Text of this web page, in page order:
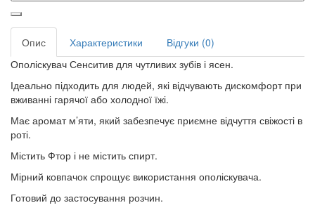
Опис Характеристики
Відгуки (0)
Ополіскувач Сенситив для чутливих зубів і ясен.
Ідеально підходить для людей, які відчувають дискомфорт при
вживанні гарячої або холодної їжі.
Має аромат м’яти, який забезпечує приємне відчуття свіжості в
роті.
Містить Фтор і не містить спирт.
Мірний ковпачок спрощує використання ополіскувача.
Готовий до застосування розчин.